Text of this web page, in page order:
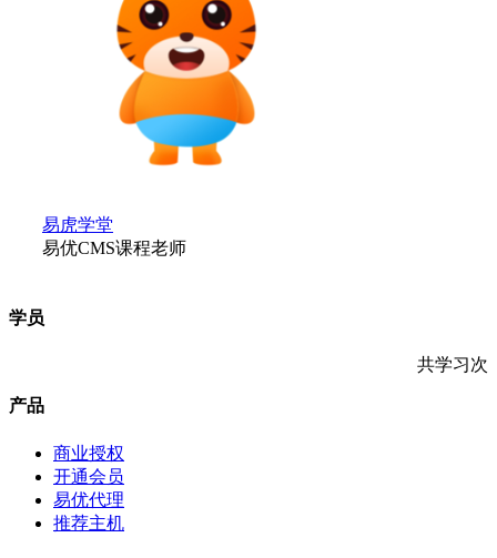
易虎学堂
易优CMS课程老师
学员
共学习次
产品
商业授权
开通会员
易优代理
推荐主机